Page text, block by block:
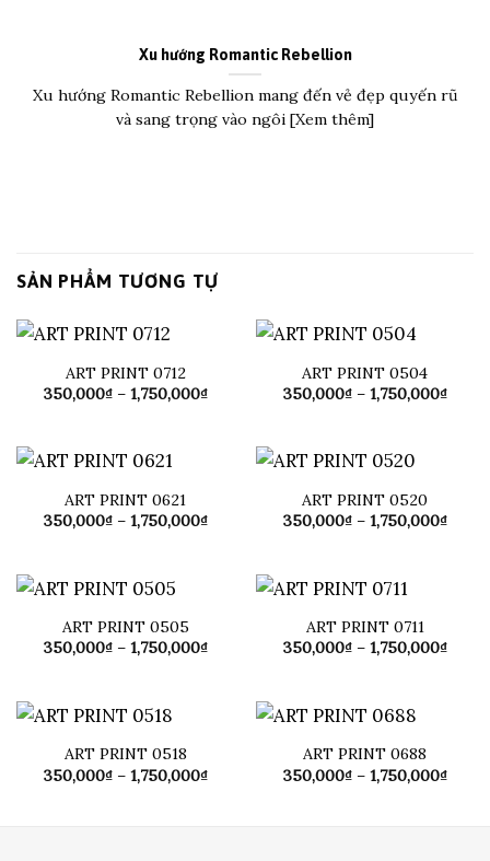
Xu hướng Romantic Rebellion
Xu hướng Romantic Rebellion mang đến vẻ đẹp quyến rũ
và sang trọng vào ngôi [Xem thêm]
SẢN PHẨM TƯƠNG TỰ
ART PRINT 0712
350,000₫ – 1,750,000₫Khoảng
1,750,000₫
ART PRINT 0504
350,000₫ – 1,750,000₫
ART PRINT 0621
350,000₫ – 1,750,000₫Khoảng
1,750,000₫
ART PRINT 0520
350,000₫ – 1,750,000₫
ART PRINT 0505
350,000₫ – 1,750,000₫Khoảng
1,750,000₫
ART PRINT 0711
350,000₫ – 1,750,000₫
ART PRINT 0518
350,000₫ – 1,750,000₫Khoảng
ART PRINT 0688
350,000₫ – 1,750,000₫